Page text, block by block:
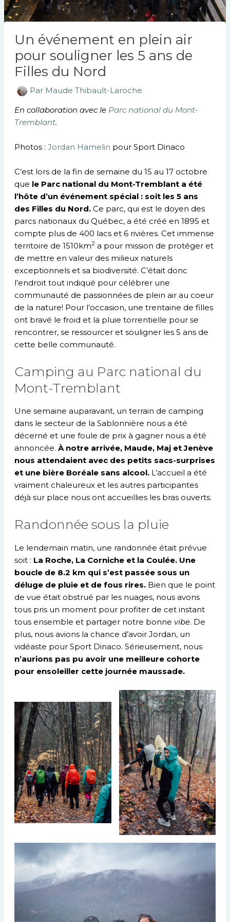
Un événement en plein air
pour souligner les 5 ans de
Filles du Nord
Par Maude Thibault-Laroche
En collaboration avec le Parc national du Mont-
Tremblant.
Photos :Jordan Hamelin pour Sport Dinaco
C’est lors de la fin de semaine du 15 au 17 octobre
que le Parc national du Mont-Tremblant a été
l’hôte d’un événement spécial : soit les 5 ans
des Filles du Nord. Ce parc, qui est le doyen des
parcs nationaux du Québec, a été créé en 1895 et
compte plus de 400 lacs et 6 rivières. Cet immense
territoire de 1510km2 a pour mission de protéger et
de mettre en valeur des milieux naturels
exceptionnels et sa biodiversité. C’était donc
l’endroit tout indiqué pour célébrer une
communauté de passionnées de plein air au coeur
de la nature! Pour l’occasion, une trentaine de filles
ont bravé le froid et la pluie torrentielle pour se
rencontrer, se ressourcer et souligner les 5 ans de
cette belle communauté.
Camping au Parc national du
Mont-Tremblant
Une semaine auparavant, un terrain de camping
dans le secteur de la Sablonnière nous a été
décerné et une foule de prix à gagner nous a été
annoncée.À notre arrivée, Maude, Maj et Jenève
nous attendaient avec des petits sacs-surprises
et une bière Boréale sans alcool. L’accueil a été
vraiment chaleureux et les autres participantes
déjà sur place nous ont accueillies les bras ouverts.
Randonnée sous la pluie
Le lendemain matin, une randonnée était prévue
soit : La Roche, La Corniche et la Coulée. Une
boucle de 8.2 km qui s’est passée sous un
déluge de pluie et de fous rires. Bien que le point
de vue était obstrué par les nuages, nous avons
tous pris un moment pour profiter de cet instant
tous ensemble et partager notre bonne vibe. De
plus, nous avions la chance d’avoir Jordan, un
vidéaste pour Sport Dinaco. Sérieusement, nous
n’aurions pas pu avoir une meilleure cohorte
pour ensoleiller cette journée maussade.